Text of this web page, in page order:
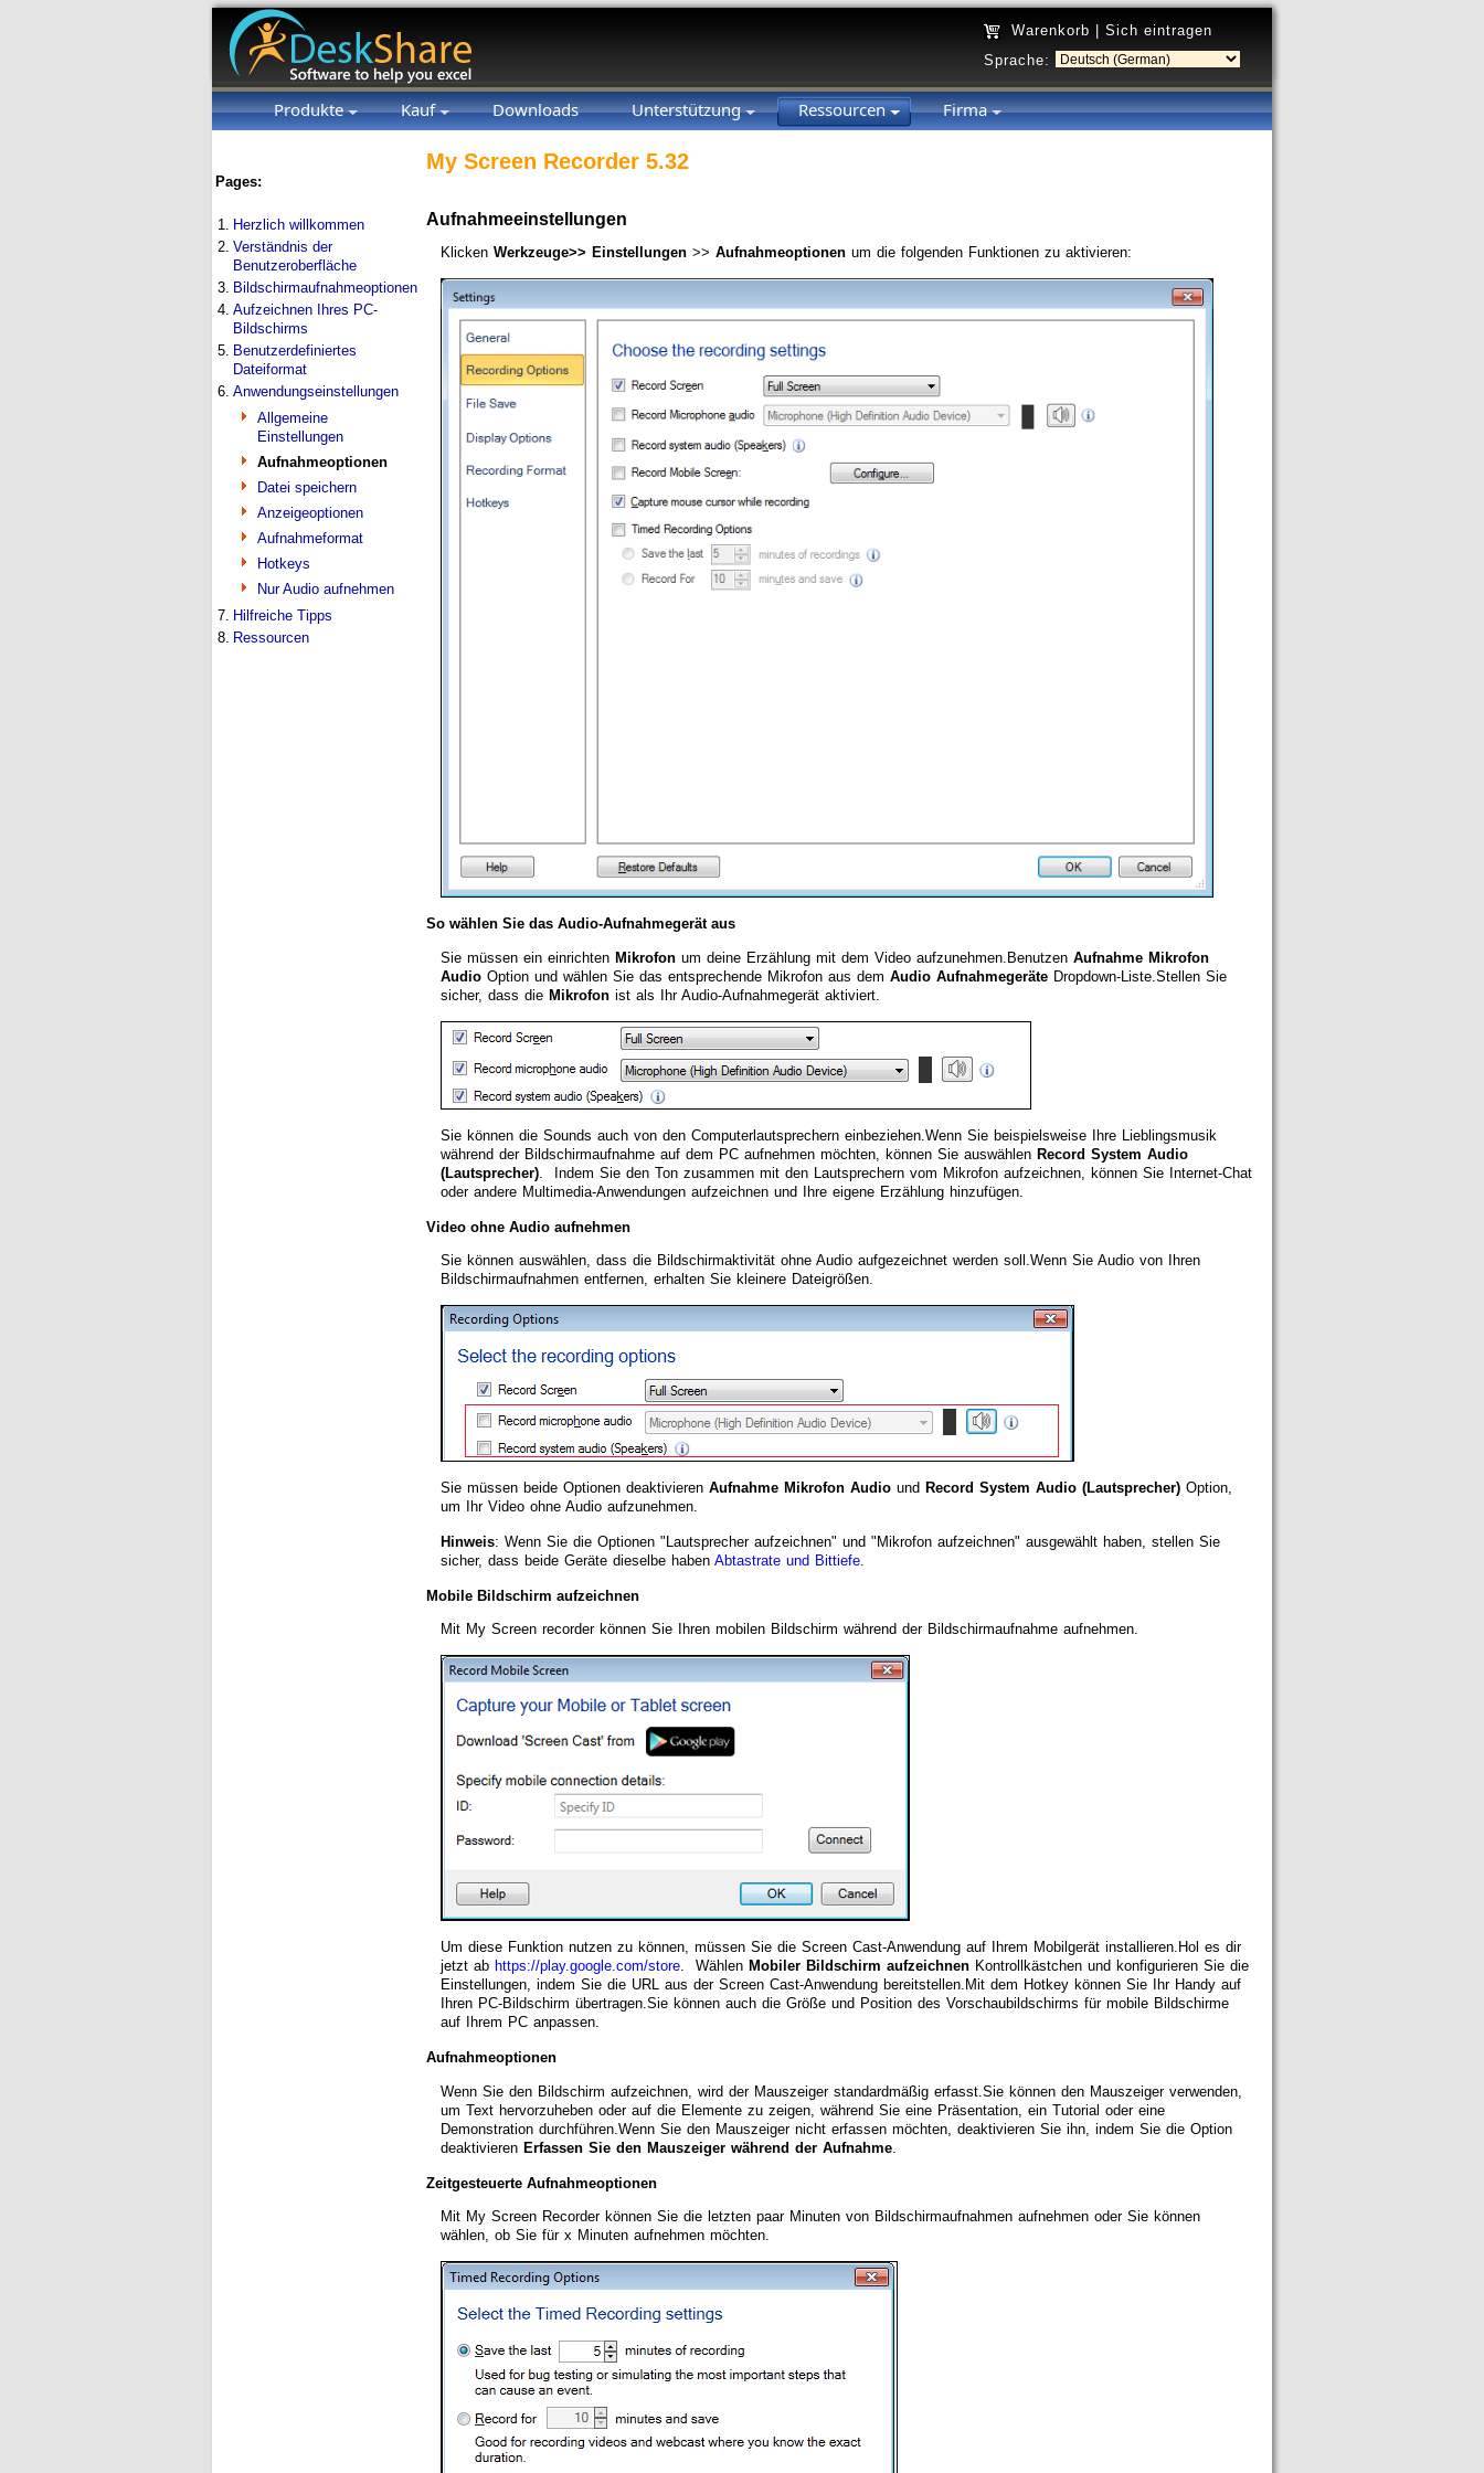
Warenkorb
Sich eintragen
Sprache:
Produkte Kauf Downloads Unterstützung Ressourcen Firma
Pages:
1. Herzlich willkommen
2. Verständnis der
Benutzeroberfläche
3. Bildschirmaufnahmeoptionen
4. Aufzeichnen Ihres PC-
Bildschirms
5. Benutzerdefiniertes
Dateiformat
6. Anwendungseinstellungen
Allgemeine
Einstellungen
Aufnahmeoptionen
Datei speichern
Anzeigeoptionen
Aufnahmeformat
Hotkeys
Nur Audio aufnehmen
7. Hilfreiche Tipps
8. Ressourcen
My Screen Recorder 5.32
Aufnahmeeinstellungen
Klicken Werkzeuge>> Einstellungen >> Aufnahmeoptionen um die folgenden Funktionen zu aktivieren:
So wählen Sie das Audio-Aufnahmegerät aus
Sie müssen ein einrichten Mikrofon um deine Erzählung mit dem Video aufzunehmen.Benutzen Aufnahme Mikrofon
Audio Option und wählen Sie das entsprechende Mikrofon aus dem Audio Aufnahmegeräte Dropdown-Liste.Stellen Sie
sicher, dass die Mikrofon ist als Ihr Audio-Aufnahmegerät aktiviert.
Sie können die Sounds auch von den Computerlautsprechern einbeziehen.Wenn Sie beispielsweise Ihre Lieblingsmusik
während der Bildschirmaufnahme auf dem PC aufnehmen möchten, können Sie auswählen Record System Audio
(Lautsprecher) . Indem Sie den Ton zusammen mit den Lautsprechern vom Mikrofon aufzeichnen, können Sie Internet-Chat
oder andere Multimedia-Anwendungen aufzeichnen und Ihre eigene Erzählung hinzufügen.
Video ohne Audio aufnehmen
Sie können auswählen, dass die Bildschirmaktivität ohne Audio aufgezeichnet werden soll.Wenn Sie Audio von Ihren
Bildschirmaufnahmen entfernen, erhalten Sie kleinere Dateigrößen.
Sie müssen beide Optionen deaktivieren Aufnahme Mikrofon Audio und Record System Audio (Lautsprecher) Option,
um Ihr Video ohne Audio aufzunehmen.
Hinweis: Wenn Sie die Optionen "Lautsprecher aufzeichnen" und "Mikrofon aufzeichnen" ausgewählt haben, stellen Sie
sicher, dass beide Geräte dieselbe haben Abtastrate und Bittiefe
Mobile Bildschirm aufzeichnen
Mit My Screen recorder können Sie Ihren mobilen Bildschirm während der Bildschirmaufnahme aufnehmen.
Um diese Funktion nutzen zu können, müssen Sie die Screen Cast-Anwendung auf Ihrem Mobilgerät installieren.Hol es dir
jetzt ab https://play.google.com/store. Wählen Mobiler Bildschirm aufzeichnen Kontrollkästchen und konfigurieren Sie die
Einstellungen, indem Sie die URL aus der Screen Cast-Anwendung bereitstellen.Mit dem Hotkey können Sie Ihr Handy auf
Ihren PC-Bildschirm übertragen.Sie können auch die Größe und Position des Vorschaubildschirms für mobile Bildschirme
auf Ihrem PC anpassen.
Aufnahmeoptionen
Wenn Sie den Bildschirm aufzeichnen, wird der Mauszeiger standardmäßig erfasst.Sie können den Mauszeiger verwenden,
um Text hervorzuheben oder auf die Elemente zu zeigen, während Sie eine Präsentation, ein Tutorial oder eine
Demonstration durchführen.Wenn Sie den Mauszeiger nicht erfassen möchten, deaktivieren Sie ihn, indem Sie die Option
deaktivieren Erfassen Sie den Mauszeiger während der Aufnahme
Zeitgesteuerte Aufnahmeoptionen
Mit My Screen Recorder können Sie die letzten paar Minuten von Bildschirmaufnahmen aufnehmen oder Sie können
wählen, ob Sie für x Minuten aufnehmen möchten.